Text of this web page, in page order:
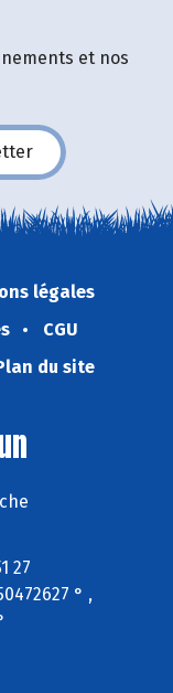
et nos
légales
CGU
du site
27
° ,